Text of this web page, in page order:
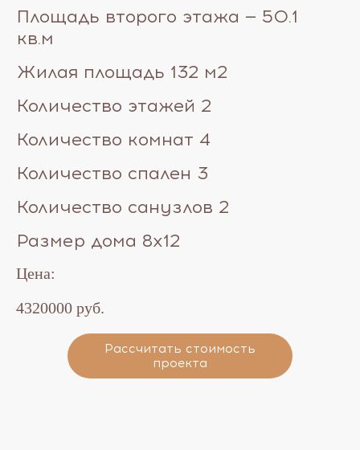
Площадь второго этажа — 50.1
кв.м
Жилая площадь 132 м2
Количество этажей 2
Количество комнат 4
Количество спален 3
Количество санузлов 2
Размер дома 8х12
Цена:
4320000 руб.
Рассчитать стоимость
проекта